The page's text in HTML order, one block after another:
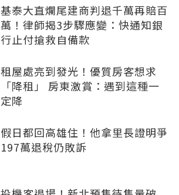
基泰大直爛尾建商判退千萬再賠百
萬！律師揭3步驟應變：快通知銀
行止付搶救自備款
租屋處亮到發光！優質房客想求
「降租」 房東激賞：遇到這種一
定降
假日都回高雄住！他拿里長證明爭
197萬退稅仍敗訴